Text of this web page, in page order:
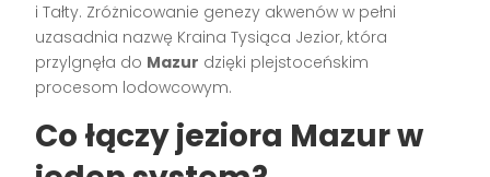
i Tałty. Zróżnicowanie genezy akwenów w pełni
uzasadnia nazwę Kraina Tysiąca Jezior, która
przylgnęła do Mazur dzięki plejstoceńskim
procesom lodowcowym.
Co łączy jeziora Mazur w